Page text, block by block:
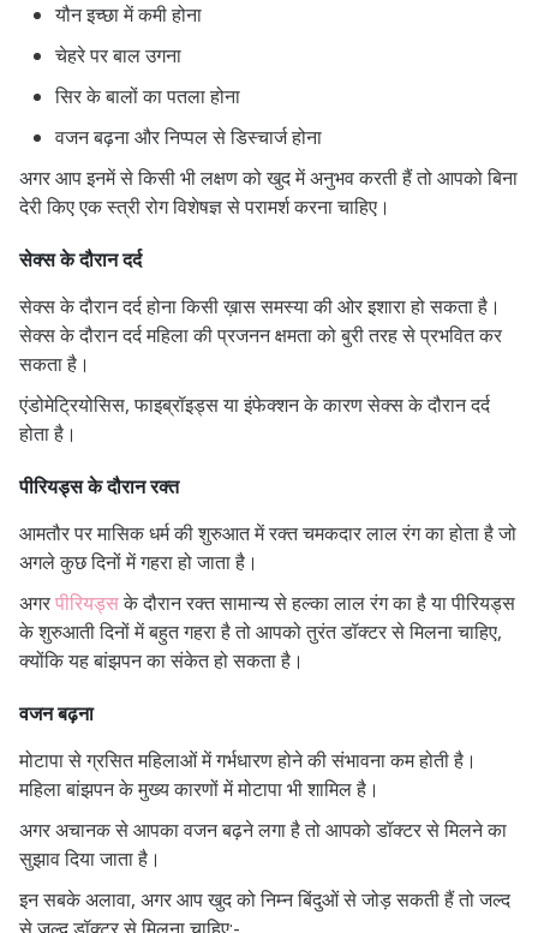
यौन इच्छा में कमी होना
चेहरे पर बाल उगना
सिर के बालों का पतला होना
वजन बढ़ना और निप्पल से डिस्चार्ज होना
अगर आप इनमें से किसी भी लक्षण को खुद में अनुभव करती हैं तो आपको बिना
देरी किए एक स्त्री रोग विशेषज्ञ से परामर्श करना चाहिए।
सेक्स के दौरान दर्द
सेक्स के दौरान दर्द होना किसी ख़ास समस्या की ओर इशारा हो सकता है।
सेक्स के दौरान दर्द महिला की प्रजनन क्षमता को बुरी तरह से प्रभवित कर
सकता है।
एंडोमेट्रियोसिस, फाइब्रॉइड्स या इंफेक्शन के कारण सेक्स के दौरान दर्द
होता है।
पीरियड्स के दौरान रक्त
आमतौर पर मासिक धर्म की शुरुआत में रक्त चमकदार लाल रंग का होता है जो
अगले कुछ दिनों में गहरा हो जाता है।
अगरपीरियड्सके दौरान रक्त सामान्य से हल्का लाल रंग का है या पीरियड्स
के शुरुआती दिनों में बहुत गहरा है तो आपको तुरंत डॉक्टर से मिलना चाहिए,
क्योंकि यह बांझपन का संकेत हो सकता है।
वजन बढ़ना
मोटापा से ग्रसित महिलाओं में गर्भधारण होने की संभावना कम होती है।
महिला बांझपन के मुख्य कारणों में मोटापा भी शामिल है।
अगर अचानक से आपका वजन बढ़ने लगा है तो आपको डॉक्टर से मिलने का
सुझाव दिया जाता है।
इन सबके अलावा, अगर आप खुद को निम्न बिंदुओं से जोड़ सकती हैं तो जल्द